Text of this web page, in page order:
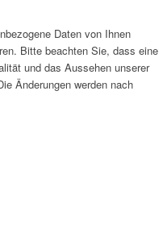
Daten von Ihnen
Bitte beachten Sie, dass eine
und das Aussehen unserer
Änderungen werden nach